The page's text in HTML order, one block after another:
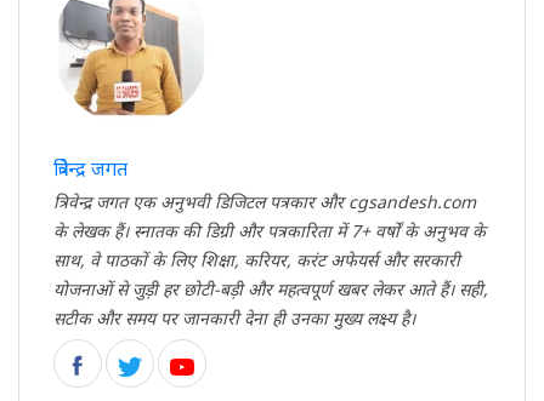
त्रिवेन्द्र जगत
त्रिवेन्द्र जगत एक अनुभवी डिजिटल पत्रकार और cgsandesh.com
के लेखक हैं। स्नातक की डिग्री और पत्रकारिता में 7+ वर्षों के अनुभव के
साथ, वे पाठकों के लिए शिक्षा, करियर, करंट अफेयर्स और सरकारी
योजनाओं से जुड़ी हर छोटी-बड़ी और महत्वपूर्ण खबर लेकर आते हैं। सही,
सटीक और समय पर जानकारी देना ही उनका मुख्य लक्ष्य है।